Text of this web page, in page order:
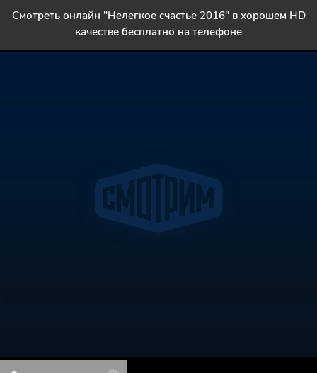
Смотреть онлайн "Нелегкое счастье 2016" в хорошем HD
качестве бесплатно на телефоне